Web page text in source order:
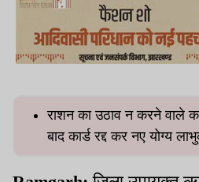
राशन का उठाव न करने वाले
बाद कार्ड रद्द कर नए योग्य